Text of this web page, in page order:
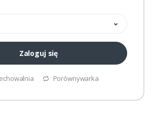
Zaloguj się
Porównywarka